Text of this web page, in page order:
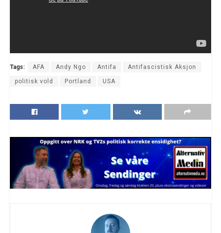
Tags: AFA Andy Ngo Antifa Antifascistisk Aksjon
politisk vold Portland USA